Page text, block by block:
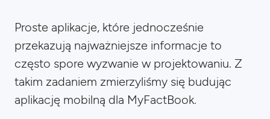
Proste aplikacje, które jednocześnie
przekazują najważniejsze informacje to
często spore wyzwanie w projektowaniu. Z
takim zadaniem zmierzyliśmy się budując
aplikację mobilną dla MyFactBook.